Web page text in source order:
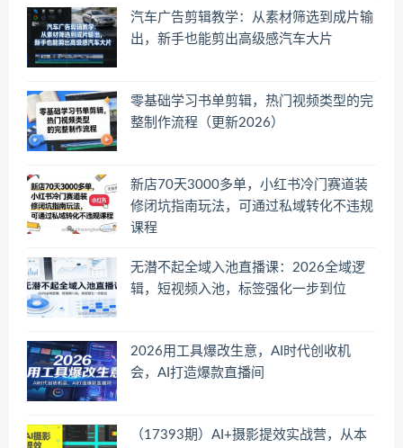
汽车广告剪辑教学：从素材筛选到成片输
出，新手也能剪出高级感汽车大片
零基础学习书单剪辑，热门视频类型的完
整制作流程（更新2026）
新店70天3000多单，小红书冷门赛道装
修闭坑指南玩法，可通过私域转化不违规
课程
无潜不起全域入池直播课：2026全域逻
辑，短视频入池，标签强化一步到位
2026用工具爆改生意，AI时代创收机
会，AI打造爆款直播间
（17393期）AI+摄影提效实战营，从本